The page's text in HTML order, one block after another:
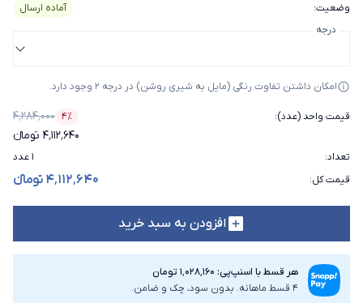
وضعیت:
آماده ارسال
درجه
امکان داشتن تفاوت رنگی (مایل به شیری روشن) در درجه 2 وجود دارد.
قیمت واحد (عدد): ۴٪
درصد تخفیف
۴٬۲۸۴٬۰۰۰
۴٬۱۱۲٬۶۴۰ تومانء
تعداد:
۱ عدد
قیمت کل: ۴٬۱۱۲٬۶۴۰ تومانء
افزودن به سبد خرید
هر قسط با اسنپ‌پی: ۱٬۰۲۸٬۱۶۰ تومان
4 قسط ماهانه. بدون سود، چک و ضامن.